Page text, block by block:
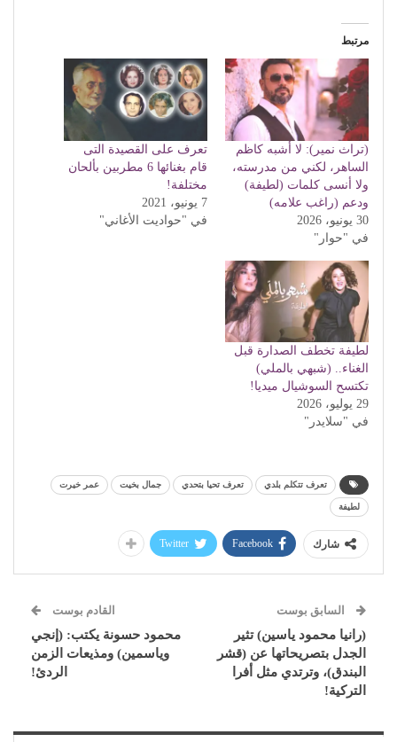
مرتبط
(تراث نمير): لا أشبه كاظم
الساهر، لكني من مدرسته،
ولا أنسى كلمات (لطيفة)
ودعم (راغب علامه)
30 يونيو، 2026
في "حوار"
تعرف على القصيدة التى
قام بغنائها 6 مطربين بألحان
مختلفة!
7 يونيو، 2021
في "حواديت الأغاني"
لطيفة تخطف الصدارة قبل
الغناء.. (شبهي بالملي)
تكتسح السوشيال ميديا!
29 يوليو، 2026
في "سلايدر"
تعرف تتكلم بلدي تعرف تحيا بتحدي جمال بخيت عمر خيرت
لطيفة
شارك Facebook
Twitter
السابق بوست
(رانيا محمود ياسين) تثير
الجدل بتصريحاتها عن (قشر
البندق)، وترتدي مثل أفرا
التركية!
القادم بوست
محمود حسونة يكتب: (إنجي
وياسمين) ومذيعات الزمن
الردئ!